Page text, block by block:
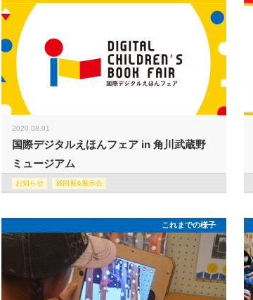
2020.08.01
国際デジタルえほんフェア in 角川武蔵野
ミュージアム
お知らせ 巡回展&展示会
これまでの様子